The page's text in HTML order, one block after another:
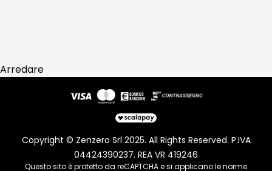
Arredare
Copyright © Zenzero Srl 2025. All Rights Reserved. P.IVA
04424390237. REA VR 419246
Questo sito è protetto da reCAPTCHA e si applicano le norme